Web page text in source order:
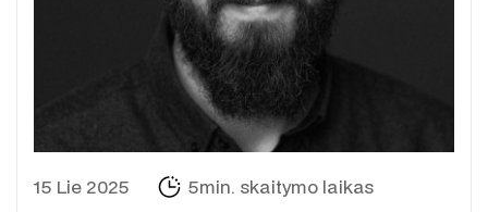
15 Lie 2025 5min. skaitymo laikas